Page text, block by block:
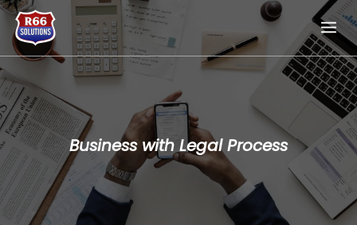
Skip
content
Business with Legal Process